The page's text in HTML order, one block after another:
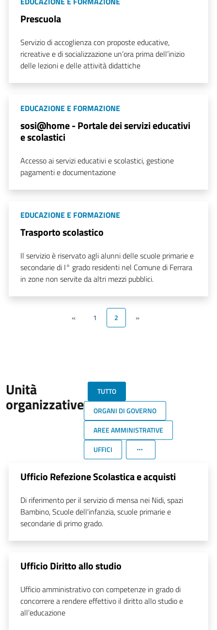
Prescuola
Servizio di accoglienza con proposte educative,
ricreative e di socializzazione un’ora prima dell’inizio
delle lezioni e delle attività didattiche
EDUCAZIONE E FORMAZIONE
sosi@home - Portale dei servizi educativi
e scolastici
Accesso ai servizi educativi e scolastici, gestione
pagamenti e documentazione
EDUCAZIONE E FORMAZIONE
Trasporto scolastico
Il servizio è riservato agli alunni delle scuole primarie e
secondarie di I° grado residenti nel Comune di Ferrara
in zone non servite da altri mezzi pubblici.
« 1 2 »
Unità
organizzative
TUTTO
ORGANI DI GOVERNO
AREE AMMINISTRATIVE
UFFICI
Ufficio Refezione Scolastica e acquisti
Di riferimento per il servizio di mensa nei Nidi, spazi
Bambino, Scuole dell'infanzia, scuole primarie e
secondarie di primo grado.
Ufficio Diritto allo studio
Ufficio amministrativo con competenze in grado di
concorrere a rendere effettivo il diritto allo studio e
all’educazione